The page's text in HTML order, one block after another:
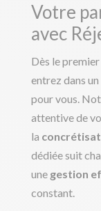
Votre
avec
Dès le
entrez dans un
pour vous.
attentive de
la
dédiée suit
une gestion
constant.